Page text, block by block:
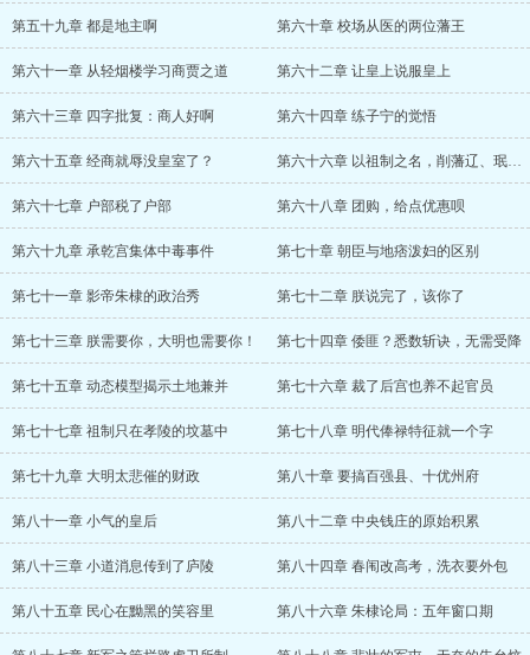
第五十九章 都是地主啊 第六十章 校场从医的两位藩王
第六十一章 从轻烟楼学习商贾之道 第六十二章 让皇上说服皇上
第六十三章 四字批复：商人好啊 第六十四章 练子宁的觉悟
第六十五章 经商就辱没皇室了？ 第六十六章 以祖制之名，削藩辽、珉二王？
第六十七章 户部税了户部 第六十八章 团购，给点优惠呗
第六十九章 承乾宫集体中毒事件 第七十章 朝臣与地痞泼妇的区别
第七十一章 影帝朱棣的政治秀 第七十二章 朕说完了，该你了
第七十三章 朕需要你，大明也需要你！ 第七十四章 倭匪？悉数斩诀，无需受降
第七十五章 动态模型揭示土地兼并 第七十六章 裁了后宫也养不起官员
第七十七章 祖制只在孝陵的坟墓中 第七十八章 明代俸禄特征就一个字
第七十九章 大明太悲催的财政 第八十章 要搞百强县、十优州府
第八十一章 小气的皇后 第八十二章 中央钱庄的原始积累
第八十三章 小道消息传到了庐陵 第八十四章 春闱改高考，洗衣要外包
第八十五章 民心在黝黑的笑容里 第八十六章 朱棣论局：五年窗口期